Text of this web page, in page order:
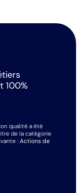
100%
qualité a été
de la catégorie
:Actions de